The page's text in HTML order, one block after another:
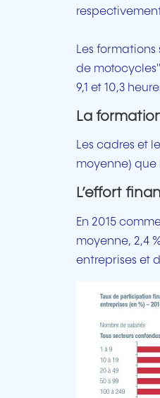
Les
de
9,1 et 10,3
La
Les cadres et
moyenne) que
L’effort
En 2015
moyenne, 2,4
entreprises et